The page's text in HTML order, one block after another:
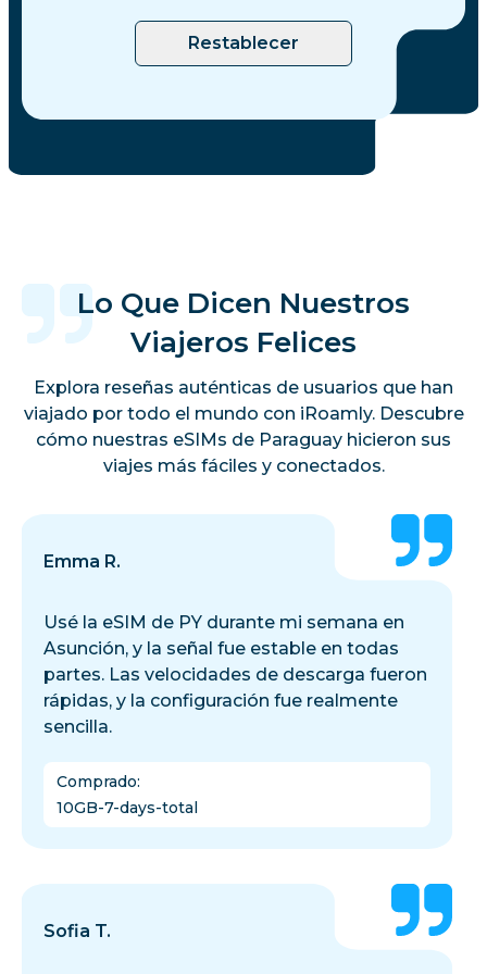
Restablecer
Lo Que Dicen Nuestros
Viajeros Felices
Explora reseñas auténticas de usuarios que han
viajado por todo el mundo con iRoamly. Descubre
cómo nuestras eSIMs de Paraguay hicieron sus
viajes más fáciles y conectados.
Emma R.
Usé la eSIM de PY durante mi semana en
Asunción, y la señal fue estable en todas
partes. Las velocidades de descarga fueron
rápidas, y la configuración fue realmente
sencilla.
Comprado:
10GB-7-days-total
Sofia T.